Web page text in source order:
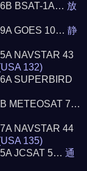
BSAT-1A… 放
GOES 10…静
NAVSTAR 43
132)
SUPERBIRD
METEOSAT 7…
NAVSTAR 44
135)
JCSAT 5…通